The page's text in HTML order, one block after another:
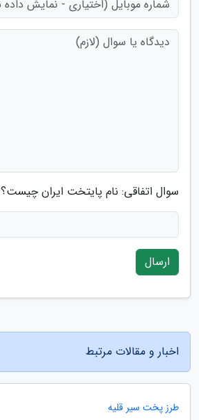
سوال اتفاقی: نام پایتخت ایران چیست؟
ارسال
اخبار و مقالات مرتبط
طرز پخت سیر قلیه